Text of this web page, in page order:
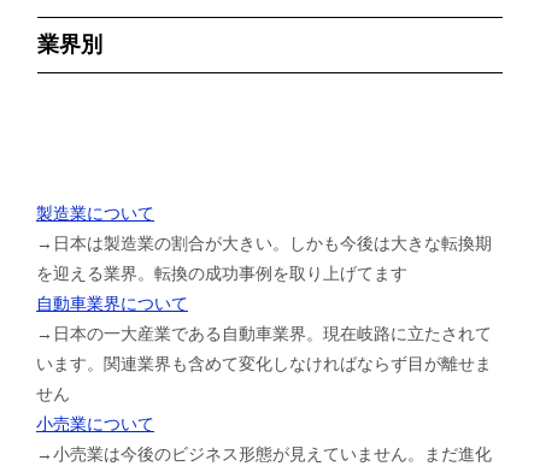
業界別
製造業について
→日本は製造業の割合が大きい。しかも今後は大きな転換期
を迎える業界。転換の成功事例を取り上げてます
自動車業界について
→日本の一大産業である自動車業界。現在岐路に立たされて
います。関連業界も含めて変化しなければならず目が離せま
せん
小売業について
→小売業は今後のビジネス形態が見えていません。まだ進化